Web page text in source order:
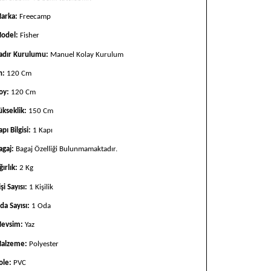
Freecamp
Fisher
Kurulumu: Manuel Kolay Kurulum
120 Cm
120 Cm
150 Cm
Bilgisi: 1 Kapı
Bagaj Özelliği Bulunmamaktadır.
2 Kg
Sayısı: 1 Kişilik
Sayısı: 1 Oda
Yaz
Polyester
PVC